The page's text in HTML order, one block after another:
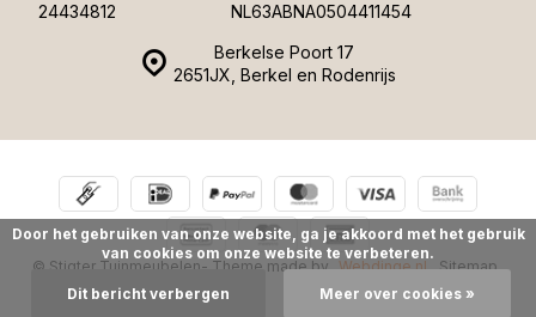
Berkelse Poort 17
2651JX, Berkel en Rodenrijs
24434812
NL63ABNA0504411454
© Stigter Tuinmeubelen- Theme made by Webdinge.nl Sitemap
Door het gebruiken van onze website, ga je akkoord met het gebruik
van cookies om onze website te verbeteren.
Dit bericht verbergen Meer over cookies »